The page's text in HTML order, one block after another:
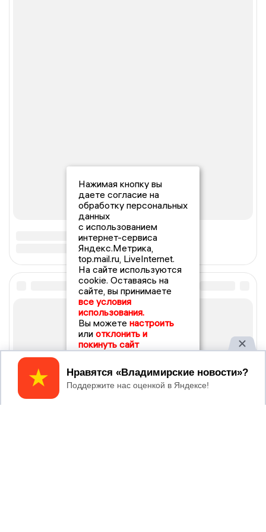
Нажимая кнопку вы
даете согласие на
обработку персональных
данных
с использованием
интернет-сервиса
Яндекс.Метрика,
top.mail.ru, LiveInternet.
На сайте используются
cookie. Оставаясь на
сайте, вы принимаете
все условия
использования.
Вы можете настроить
или отклонить и
покинуть сайт
Принять